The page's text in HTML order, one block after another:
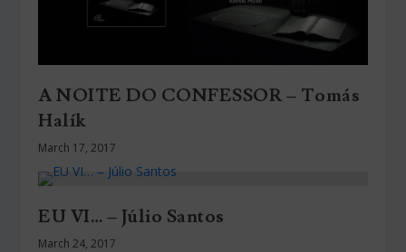
A NOITE DO CONFESSOR – Tomás
Halík
March 17, 2017
EU VI… – Júlio Santos
March 24, 2017